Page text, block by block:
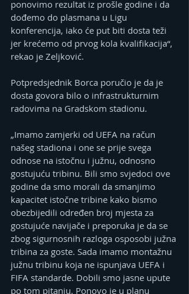
ponovimo rezultat iz prošle godine i da
dođemo do plasmana u Ligu
konferencija, iako će put biti dosta teži
jer krećemo od prvog kola kvalifikacija“,
rekao je Zeljković.
Potpredsjednik Borca poručio je da je
dosta govora bilo o infrastrukturnim
radovima na Gradskom stadionu.
„Imamo zamjerki od UЕFA na račun
našeg stadiona i one se prije svega
odnose na istočnu i južnu, odnosno
gostujuću tribinu. Bili smo svjedoci ove
godine da smo morali da smanjimo
kapacitet istočne tribine kako bismo
obezbijedili određen broj mjesta za
gostujuće navijače i preporuka je da se
zbog sigurnosnih razloga osposobi južna
tribina za goste. Sada imamo montažnu
južnu tribinu koja ne ispunjava UЕFA i
FIFA standarde. Dobili smo jasne upute
po tom pitanju. Ponovo je u planu